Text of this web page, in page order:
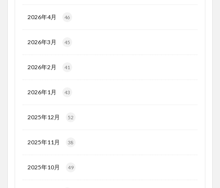
2026年4月 46
2026年3月 45
2026年2月 41
2026年1月 43
2025年12月 52
2025年11月 38
2025年10月 49